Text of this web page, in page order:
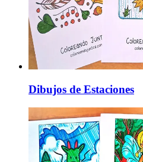
Dibujos de Estaciones